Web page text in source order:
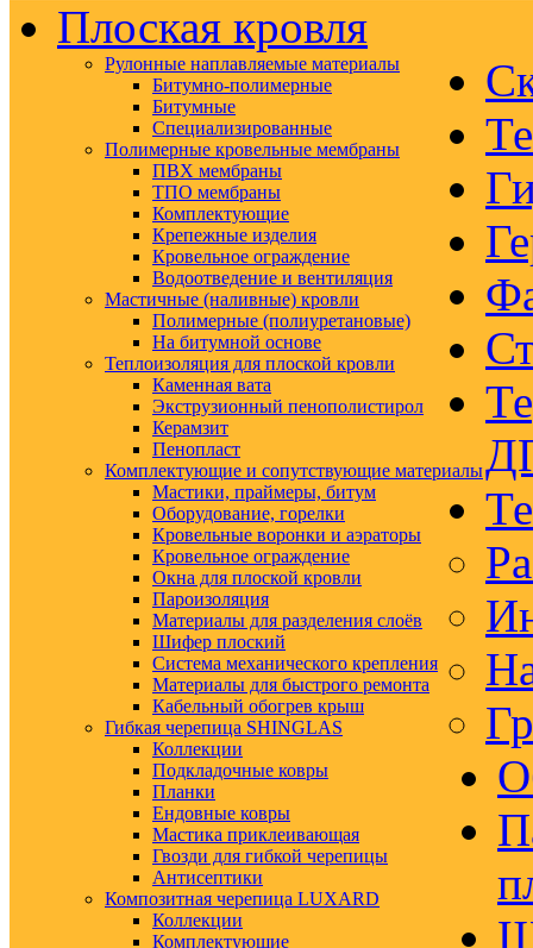
Плоская кровля
Рулонные наплавляемые материалы
Битумно-полимерные
Битумные
Специализированные
Полимерные кровельные мембраны
ПВХ мембраны
ТПО мембраны
Комплектующие
Крепежные изделия
Кровельное ограждение
Водоотведение и вентиляция
Мастичные (наливные) кровли
Полимерные (полиуретановые)
На битумной основе
Теплоизоляция для плоской кровли
Каменная вата
Экструзионный пенополистирол
Керамзит
Пенопласт
Комплектующие и сопутствующие материалы
Мастики, праймеры, битум
Оборудование, горелки
Кровельные воронки и аэраторы
Кровельное ограждение
Окна для плоской кровли
Пароизоляция
Материалы для разделения слоёв
Шифер плоский
Система механического крепления
Материалы для быстрого ремонта
Кабельный обогрев крыш
Гибкая черепица SHINGLAS
Коллекции
Подкладочные ковры
Планки
Ендовные ковры
Мастика приклеивающая
Гвозди для гибкой черепицы
Антисептики
Композитная черепица LUXARD
Коллекции
Комплектующие